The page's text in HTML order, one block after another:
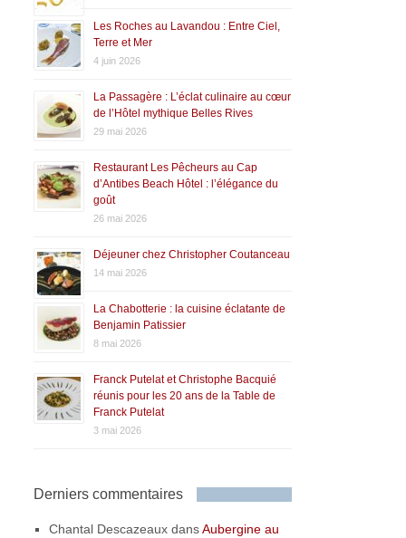
Les Roches au Lavandou : Entre Ciel,
Terre et Mer
4 juin 2026
La Passagère : L’éclat culinaire au cœur
de l’Hôtel mythique Belles Rives
29 mai 2026
Restaurant Les Pêcheurs au Cap
d’Antibes Beach Hôtel : l’élégance du
goût
26 mai 2026
Déjeuner chez Christopher Coutanceau
14 mai 2026
La Chabotterie : la cuisine éclatante de
Benjamin Patissier
8 mai 2026
Franck Putelat et Christophe Bacquié
réunis pour les 20 ans de la Table de
Franck Putelat
3 mai 2026
Derniers commentaires
Chantal Descazeaux dansAubergine au